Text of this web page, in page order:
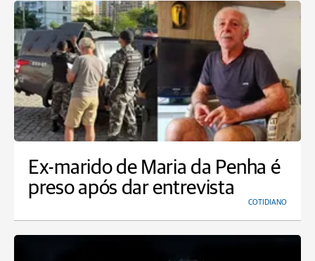
Ex-marido de Maria da Penha é
preso após dar entrevista
COTIDIANO